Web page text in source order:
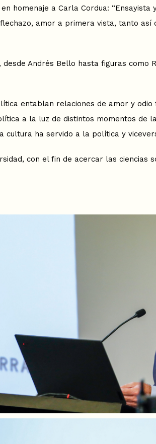
homenaje a Carla Cordua: “Ensayista
amor a primera vista, tanto así
Andrés Bello hasta figuras como
entablan relaciones de amor y
a la luz de distintos momentos de
ha servido a la política y
con el fin de acercar las ciencias